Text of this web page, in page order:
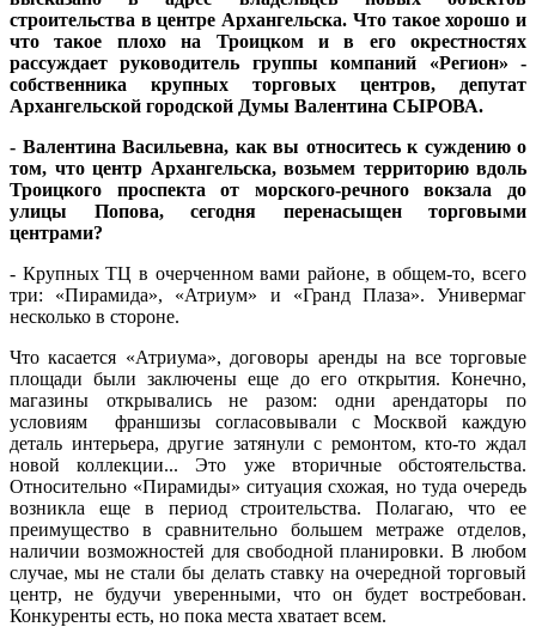
строительства в центре Архангельска. Что такое хорошо и
что такое плохо на Троицком и в его окрестностях
рассуждает руководитель группы компаний «Регион» -
собственника крупных торговых центров, депутат
Архангельской городской Думы Валентина СЫРОВА.
- Валентина Васильевна, как вы относитесь к суждению о
том, что центр Архангельска, возьмем территорию вдоль
Троицкого проспекта от морского-речного вокзала до
улицы Попова, сегодня перенасыщен торговыми
центрами?
- Крупных ТЦ в очерченном вами районе, в общем-то, всего
три: «Пирамида», «Атриум» и «Гранд Плаза». Универмаг
несколько в стороне.
Что касается «Атриума», договоры аренды на все торговые
площади были заключены еще до его открытия. Конечно,
магазины открывались не разом: одни арендаторы по
условиям франшизы согласовывали с Москвой каждую
деталь интерьера, другие затянули с ремонтом, кто-то ждал
новой коллекции... Это уже вторичные обстоятельства.
Относительно «Пирамиды» ситуация схожая, но туда очередь
возникла еще в период строительства. Полагаю, что ее
преимущество в сравнительно большем метраже отделов,
наличии возможностей для свободной планировки. В любом
случае, мы не стали бы делать ставку на очередной торговый
центр, не будучи уверенными, что он будет востребован.
Конкуренты есть, но пока места хватает всем.